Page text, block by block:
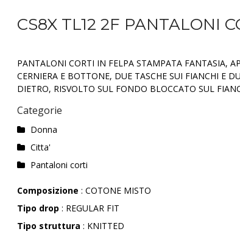
CS8X TL12 2F PANTALONI
PANTALONI CORTI IN FELPA STAMPATA FANTASIA,
CERNIERA E BOTTONE, DUE TASCHE SUI FIANCHI E
DIETRO, RISVOLTO SUL FONDO BLOCCATO SUL
Categorie
Donna
Citta'
Pantaloni corti
Composizione : COTONE MISTO
Tipo drop : REGULAR FIT
Tipo struttura : KNITTED